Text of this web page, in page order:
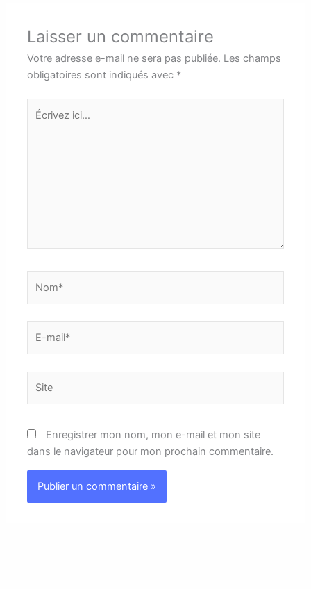
Laisser un commentaire
Votre adresse e-mail ne sera pas publiée. Les champs
obligatoires sont indiqués avec *
Écrivez
ici…
mail*
Enregistrer mon nom, mon e-mail et mon site
dans le navigateur pour mon prochain commentaire.